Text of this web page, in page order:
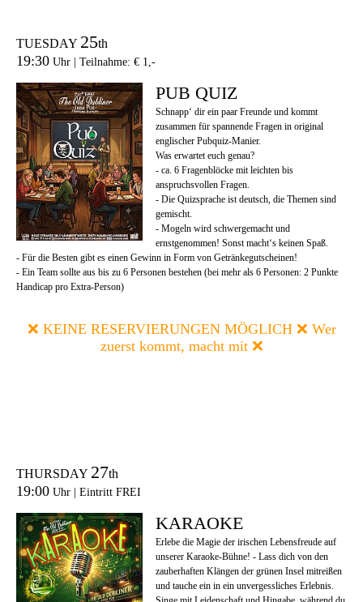
TUESDAY 25th
19:30 Uhr | Teilnahme: € 1,-
PUB QUIZ
Schnapp‘ dir ein paar Freunde und kommt
zusammen für spannende Fragen in original
englischer Pubquiz-Manier.
Was erwartet euch genau?
- ca. 6 Fragenblöcke mit leichten bis
anspruchsvollen Fragen.
- Die Quizsprache ist deutsch, die Themen sind
gemischt.
- Mogeln wird schwergemacht und
ernstgenommen! Sonst macht‘s keinen Spaß.
- Für die Besten gibt es einen Gewinn in Form von Getränkegutscheinen!
- Ein Team sollte aus bis zu 6 Personen bestehen (bei mehr als 6 Personen: 2 Punkte
Handicap pro Extra-Person)
❌ KEINE RESERVIERUNGEN MÖGLICH ❌ Wer
zuerst kommt, macht mit ❌
THURSDAY 27th
19:00 Uhr | Eintritt FREI
KARAOKE
Erlebe die Magie der irischen Lebensfreude auf
unserer Karaoke-Bühne! - Lass dich von den
zauberhaften Klängen der grünen Insel mitreißen
und tauche ein in ein unvergessliches Erlebnis.